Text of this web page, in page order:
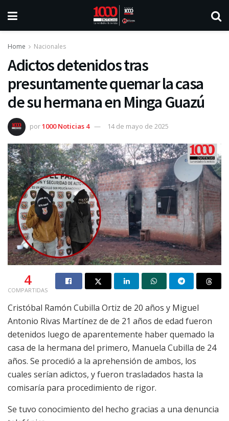
Home Nacionales
Adictos detenidos tras
presuntamente quemar la casa
de su hermana en Minga Guazú
por1000 Noticias 4 14 de mayo de 2025
4
COMPARTIDAS
Cristóbal Ramón Cubilla Ortiz de 20 años y Miguel
Antonio Rivas Martínez de de 21 años de edad fueron
detenidos luego de aparentemente haber quemado la
casa de la hermana del primero, Manuela Cubilla de 24
años. Se procedió a la aprehensión de ambos, los
cuales serían adictos, y fueron trasladados hasta la
comisaría para procedimiento de rigor.
Se tuvo conocimiento del hecho gracias a una denuncia